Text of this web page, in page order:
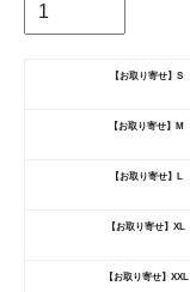
【お取り寄せ】S
【お取り寄せ】M
【お取り寄せ】L
【お取り寄せ】XL
【お取り寄せ】XXL